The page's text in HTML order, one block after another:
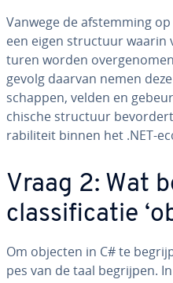
Vanwege de af­stem­ming
een eigen structuur waarin
tu­ren worden
gevolg daarvan nemen
schap­pen, velden en
chi­sche structuur
ra­bi­li­teit binnen het .NET-
Vraag 2: Wat
clas­si­fi­ca­tie
Om objecten in C# te
pes van de taal begrijpen.